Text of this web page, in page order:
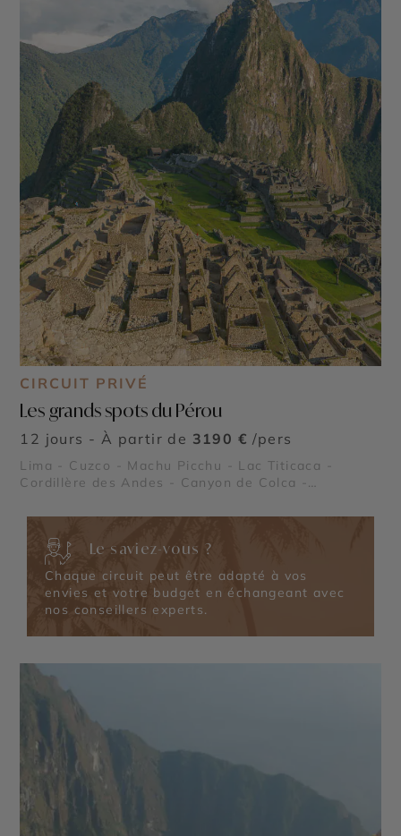
CIRCUIT PRIVÉ
Les grands spots du Pérou
12 jours - À partir de 3190 € /pers
Lima - Cuzco - Machu Picchu - Lac Titicaca -
Cordillère des Andes - Canyon de Colca -
Le saviez-vous ?
Chaque circuit peut être adapté à vos
envies et votre budget en échangeant avec
nos conseillers experts.